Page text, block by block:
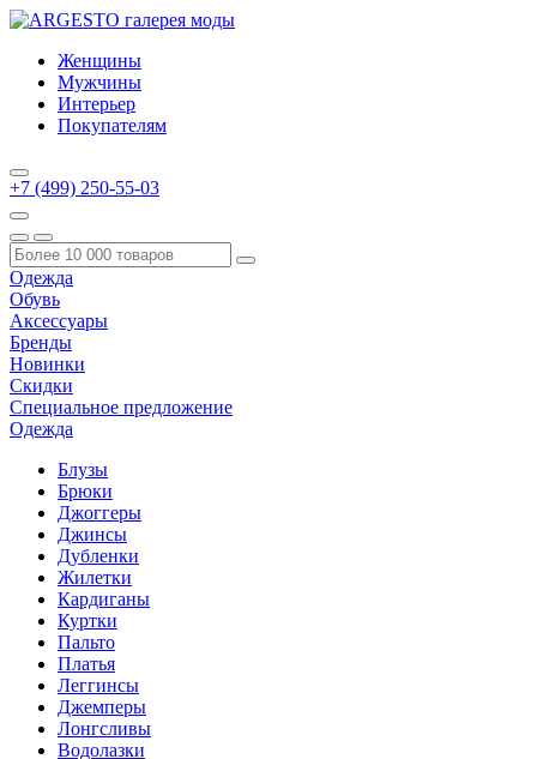
Женщины
Мужчины
Интерьер
Покупателям
+7 (499) 250-55-03
Одежда
Обувь
Аксессуары
Бренды
Новинки
Скидки
Специальное предложение
Одежда
Блузы
Брюки
Джоггеры
Джинсы
Дубленки
Жилетки
Кардиганы
Куртки
Пальто
Платья
Леггинсы
Джемперы
Лонгсливы
Водолазки